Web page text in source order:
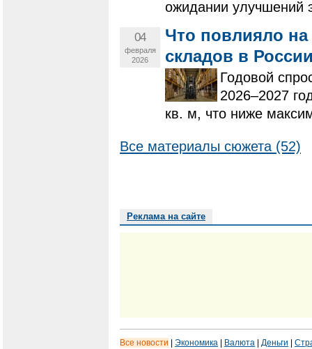
ожидании улучшений
04
февраля
2026
Что повлияло на
складов в
Годовой
2026–2027
кв. м, что ниже
Все материалы сюжета (52)
Реклама на сайте
Все новости Экономика Валюта Деньги